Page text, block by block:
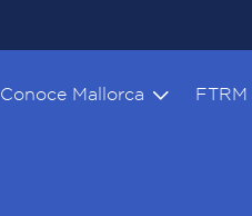
Conoce Mallorca FTRM